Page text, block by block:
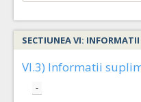
SECTIUNEA VI:
VI.3) Informatii
-